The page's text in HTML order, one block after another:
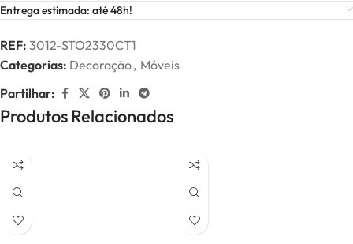
Entrega estimada: até 48h!
REF: 3012-STO2330CT1
Categorias: Decoração, Móveis
Partilhar:
Produtos Relacionados